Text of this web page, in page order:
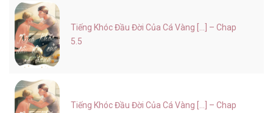
Tiếng Khóc Đầu Đời Của Cá Vàng [...] – Chap
5.5
Tiếng Khóc Đầu Đời Của Cá Vàng [...] – Chap